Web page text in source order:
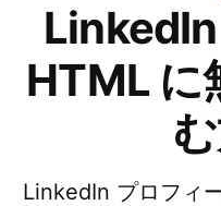
HTML に
LinkedIn プロフィ